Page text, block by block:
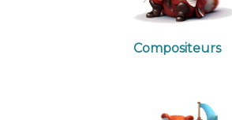
Compositeurs